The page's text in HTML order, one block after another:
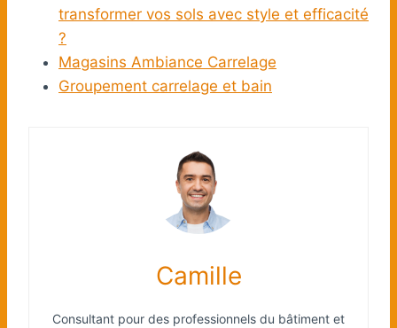
transformer vos sols avec style et efficacité
?
Magasins Ambiance Carrelage
Groupement carrelage et bain
Camille
Consultant pour des professionnels du bâtiment et